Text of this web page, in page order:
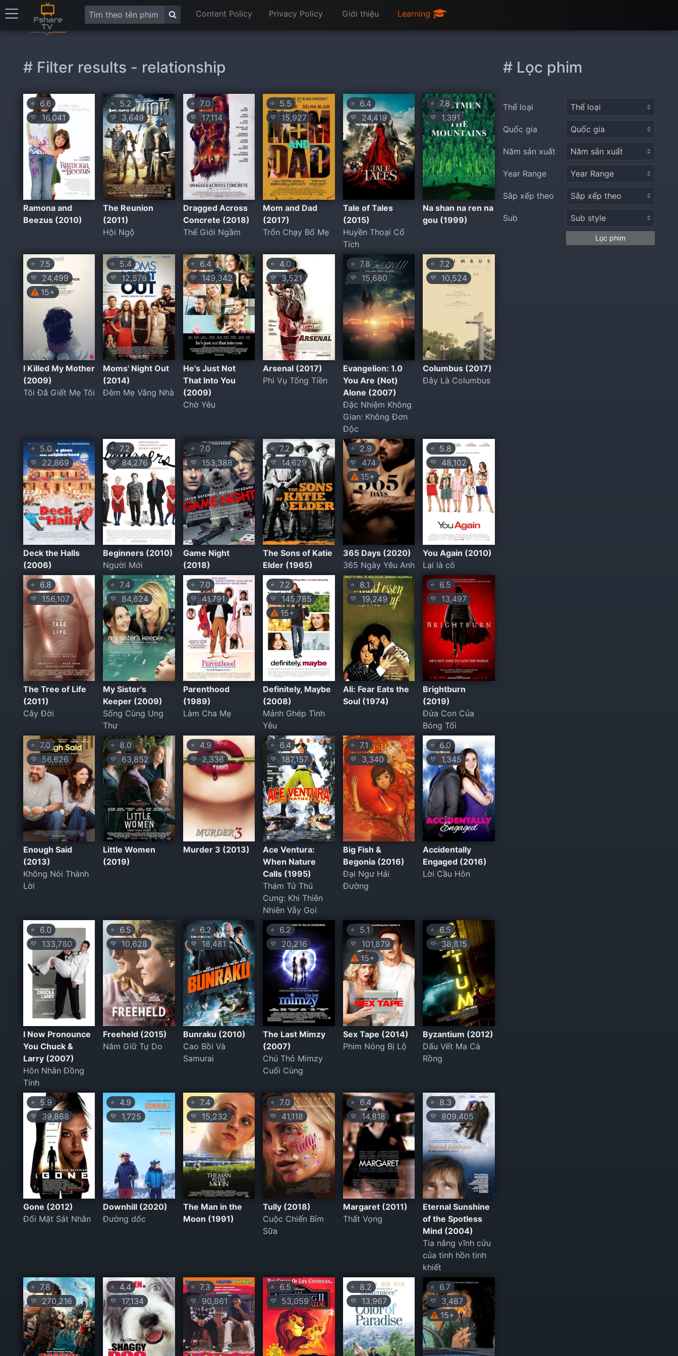
Content Policy Privacy Policy Giới thiệu Learning
# Filter results - relationship
⭐ 6.6
💛 16,041
Ramona and
Beezus (2010)
⭐ 5.2
💛 3,649
The Reunion
(2011)
Hội Ngộ
⭐7.0
💛 17,114
Dragged Across
Concrete (2018)
Thế Giới Ngầm
⭐ 5.5
💛 15,927
Mom and Dad
(2017)
Trốn Chạy Bố Mẹ
⭐6.4
💛 24,419
Tale of Tales
(2015)
Huyền Thoại Cổ
Tích
⭐ 7.8
💛 1,391
Na shan na ren na
gou (1999)
⭐ 7.5
💛
24,499
15+
I Killed My Mother
(2009)
Tôi Đã Giết Mẹ Tôi
⭐ 5.4
💛 12,576
Moms' Night Out
(2014)
Đêm Mẹ Vắng Nhà
⭐6.4
💛 149,342
He's Just Not
That Into You
(2009)
Chờ Yêu
⭐ 4.0
💛3,521
Arsenal (2017)
Phi Vụ Tống Tiền
⭐7.8
💛 15,680
Evangelion: 1.0
You Are (Not)
Alone (2007)
Đặc Nhiệm Không
Gian: Không Đơn
Độc
⭐ 7.2
💛 10,524
Columbus (2017)
Đây Là Columbus
⭐ 5.0
💛 22,869
Deck the Halls
(2006)
⭐7.2
💛84,276
Beginners (2010)
Người Mới
⭐7.0
💛 153,388
Game Night
(2018)
⭐ 7.2
💛 14,629
The Sons of Katie
Elder (1965)
⭐2.9
💛
474
15+
365 Days (2020)
365 Ngày Yêu Anh
⭐ 5.8
💛 48,102
You Again (2010)
Lại là cô
⭐ 6.8
💛 156,107
The Tree of Life
(2011)
Cây Đời
⭐ 7.4
💛 84,624
My Sister's
Keeper (2009)
Sống Cùng Ung
Thư
⭐7.0
💛 41,791
Parenthood
(1989)
Làm Cha Mẹ
⭐ 7.2
💛
145,785
15+
Definitely, Maybe
(2008)
Mảnh Ghép Tình
Yêu
⭐8.1
💛 19,249
Ali: Fear Eats the
Soul (1974)
⭐ 6.5
💛 13,497
Brightburn
(2019)
Đứa Con Của
Bóng Tối
⭐ 7.0
💛 56,626
Enough Said
(2013)
Không Nói Thành
Lời
⭐ 8.0
💛 63,852
Little Women
(2019)
⭐4.9
💛 2,336
Murder 3 (2013)
⭐ 6.4
💛 187,157
Ace Ventura:
When Nature
Calls (1995)
Thám Tử Thú
Cưng: Khi Thiên
Nhiên Vẫy Gọi
⭐7.1
💛 3,340
Big Fish &
Begonia (2016)
Đại Ngư Hải
Đường
⭐ 6.0
💛 1,345
Accidentally
Engaged (2016)
Lời Cầu Hôn
⭐ 6.0
💛 133,780
I Now Pronounce
You Chuck &
Larry (2007)
Hôn Nhân Đồng
Tính
⭐ 6.5
💛 10,628
Freeheld (2015)
Nắm Giữ Tự Do
⭐6.2
💛 18,481
Bunraku (2010)
Cao Bồi Và
Samurai
⭐ 6.2
💛 20,216
The Last Mimzy
(2007)
Chú Thỏ Mimzy
Cuối Cùng
⭐5.1
💛
101,879
15+
Sex Tape (2014)
Phim Nóng Bị Lộ
⭐ 6.5
💛 38,815
Byzantium (2012)
Dấu Vết Ma Cà
Rồng
⭐ 5.9
💛 39,868
Gone (2012)
Đối Mặt Sát Nhân
⭐ 4.9
💛 1,725
Downhill (2020)
Đường dốc
⭐7.4
💛 15,232
The Man in the
Moon (1991)
⭐ 7.0
💛 41,118
Tully (2018)
Cuộc Chiến Bỉm
Sữa
⭐6.4
💛 14,818
Margaret (2011)
Thất Vọng
⭐ 8.3
💛 809,405
Eternal Sunshine
of the Spotless
Mind (2004)
Tia nắng vĩnh cửu
của tinh hồn tinh
khiết
⭐ 7.8
💛 270,216
⭐ 4.4
💛 17,134
⭐7.3
💛 90,861
⭐ 6.5
💛 53,059
⭐8.2
💛 13,967
⭐ 6.7
💛
3,487
15+
# Lọc phim
Thể loại
Quốc gia
Năm sản xuất
Year Range
Sắp xếp theo
Sub
Lọc phim